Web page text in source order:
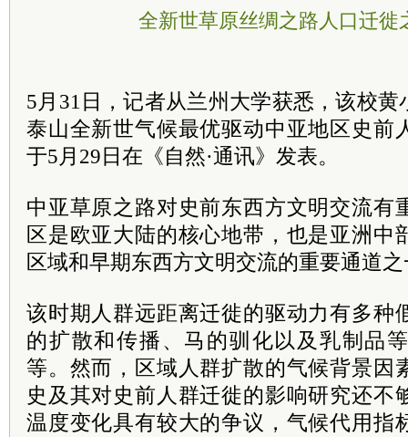
全新世草原丝绸之路人口迁徙
5月31日，记者从兰州大学获悉，该校
泰山全新世气候最优驱动中亚地区史前
于5月29日在《自然·通讯》发表。
中亚草原之路对史前东西方文明交流有
区是欧亚大陆的核心地带，也是亚洲中
区域和早期东西方文明交流的重要通道
该时期人群远距离迁徙的驱动力有多种
的扩散和传播、马的驯化以及乳制品
等。然而，区域人群扩散的气候背景因
史及其对史前人群迁徙的影响研究还不
温度变化具有较大的争议，气候代用指